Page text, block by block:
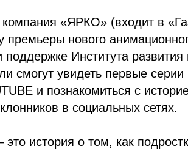
«ЯРКО» (входит в
премьеры нового
поддержке Института
смогут увидеть первые
и познакомиться с
в социальных сетях.
история о том, как